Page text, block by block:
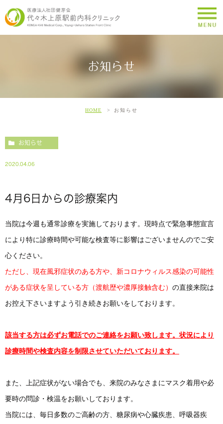
お知らせ
HOME お知らせ
お知らせ
2020.04.06
4月6日からの診療案内
当院は今週も通常診療を実施しております。現時点で緊急事態宣言
により特に診療時間や可能な検査等に影響はございませんのでご安
心ください。
ただし、現在風邪症状のある方や、新コロナウィルス感染の可能性
がある症状を呈している方（渡航歴や濃厚接触含む） の直接来院は
お控え下さいますよう引き続きお願いをしております。
該当する方は必ずお電話でのご連絡をお願い致します。状況により
診療時間や検査内容を制限させていただいております。
また、上記症状がない場合でも、来院のみなさまにマスク着用や必
要時の問診・検温をお願いしております。
当院には、毎日多数のご高齢の方、糖尿病や心臓疾患、呼吸器疾